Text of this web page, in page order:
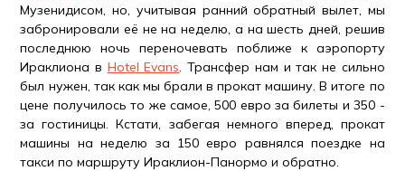
Музенидисом, но, учитывая ранний обратный вылет, мы
забронировали её не на неделю, а на шесть дней, решив
последнюю ночь переночевать поближе к аэропорту
Ираклиона в Hotel Evans. Трансфер нам и так не сильно
был нужен, так как мы брали в прокат машину. В итоге по
цене получилось то же самое, 500 евро за билеты и 350 -
за гостиницы. Кстати, забегая немного вперед, прокат
машины на неделю за 150 евро равнялся поездке на
такси по маршруту Ираклион-Панормо и обратно.